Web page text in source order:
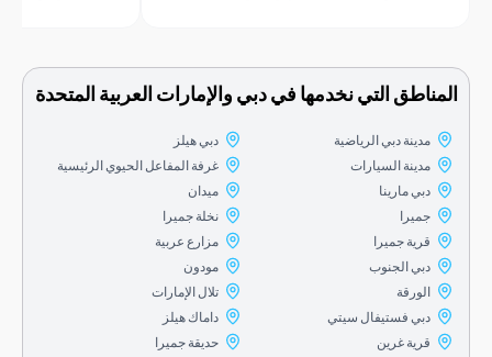
التي نخدمها في دبي والإمارات العربية المتحدة
مدينة دبي الرياضية
مدينة السيارات
دبي مارينا
قرية جميرا
دبي الجنوب
دبي فستيفال سيتي
قرية غرين
دبي هيلز
غرفة المفاعل الحيوي الرئيسية
نخلة جميرا
مزارع عربية
تلال الإمارات
داماك هيلز
حديقة جميرا